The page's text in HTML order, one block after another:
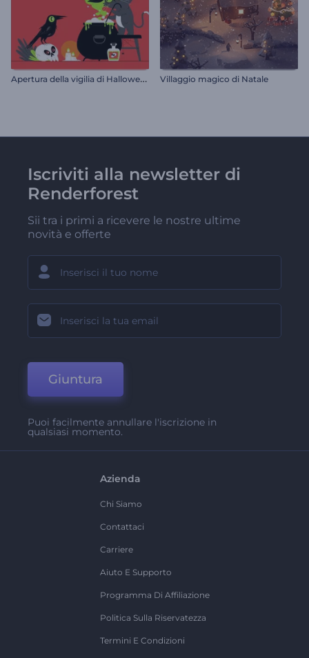
A
pertura della vigilia di Halloween Villaggio magico di Natale
Iscriviti alla newsletter di
Renderforest
Sii tra i primi a ricevere le nostre ultime
novità e offerte
Giuntura
Puoi facilmente annullare l'iscrizione in
qualsiasi momento.
Azienda
Chi Siamo
Contattaci
Carriere
Aiuto E Supporto
Programma Di Affiliazione
Politica Sulla Riservatezza
Termini E Condizioni